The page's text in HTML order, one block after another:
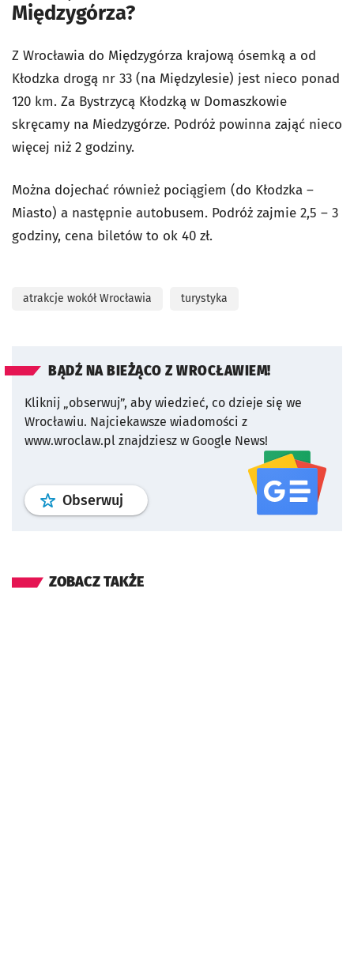
Międzygórza?
Z Wrocławia do Międzygórza krajową ósemką a od
Kłodzka drogą nr 33 (na Międzylesie) jest nieco ponad
120 km. Za Bystrzycą Kłodzką w Domaszkowie
skręcamy na Miedzygórze. Podróż powinna zająć nieco
więcej niż 2 godziny.
Można dojechać również pociągiem (do Kłodzka –
Miasto) a następnie autobusem. Podróż zajmie 2,5 – 3
godziny, cena biletów to ok 40 zł.
atrakcje wokół Wrocławia turystyka
BĄDŹ NA BIEŻĄCO Z WROCŁAWIEM!
Kliknij „obserwuj”, aby wiedzieć, co dzieje się we
Wrocławiu. Najciekawsze wiadomości z
www.wroclaw.pl znajdziesz w Google News!
Obserwuj profil serwisu
ZOBACZ TAKŻE